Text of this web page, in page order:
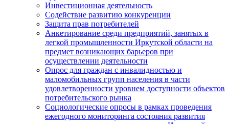
Инвестиционная деятельность
Содействие развитию конкуренции
Защита прав потребителей
Анкетирование среди предприятий, занятых в
легкой промышленности Иркутской области на
предмет возникающих барьеров при
осуществлении деятельности
Опрос для граждан с инвалидностью и
маломобильных групп населения в части
удовлетворенности уровнем доступности объектов
потребительского рынка
Социологические опросы в рамках проведения
ежегодного мониторинга состояния развития